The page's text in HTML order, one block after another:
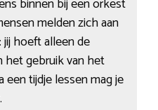
melden zich aan
jij hoeft alleen de
gebruik van het
tijdje lessen mag je